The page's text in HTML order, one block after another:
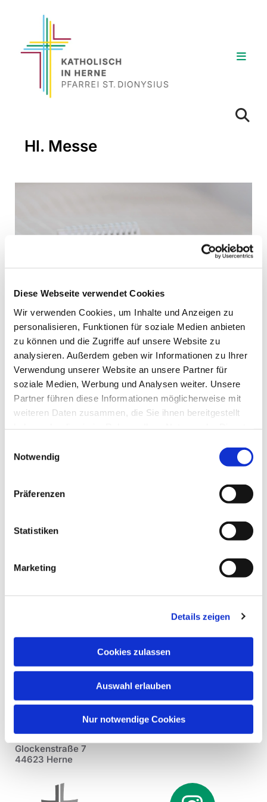
Diese Webseite verwendet Cookies
Wir verwenden Cookies, um Inhalte und Anzeigen zu
personalisieren, Funktionen für soziale Medien anbieten
zu können und die Zugriffe auf unsere Website zu
analysieren. Außerdem geben wir Informationen zu Ihrer
Verwendung unserer Website an unsere Partner für
soziale Medien, Werbung und Analysen weiter. Unsere
Partner führen diese Informationen möglicherweise mit
weiteren Daten zusammen, die Sie ihnen bereitgestellt
Notwendig
Präferenzen
Statistiken
Marketing
Details zeigen
Cookies zulassen
Auswahl erlauben
Nur notwendige Cookies
Hl. Messe
Dienstag, 14. Juli 2026, 18:30 Uhr
St. Bonifatius, Bahnhofstraße 38,
Pfarrei St. Dionysius Herne
Glockenstraße 7
44623 Herne